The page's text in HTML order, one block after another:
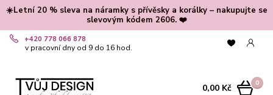
☀️Letní 20 % sleva na náramky s přívěsky a korálky – nakupujte se
slevovým kódem 2606. ❤️
+420 778 066 878
v pracovní dny od 9 do 16 hod.
0
0,00 Kč